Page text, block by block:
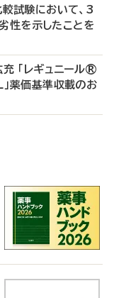
試験において、3
を示したことを
「レギュニール®
薬価基準収載のお